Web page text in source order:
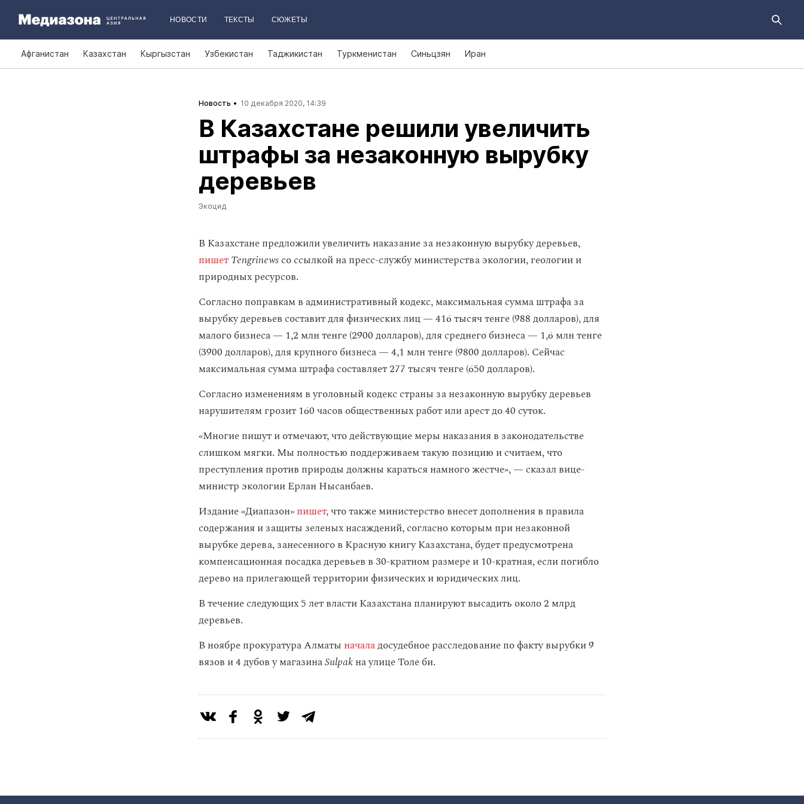
НОВОСТИ ТЕКСТЫ СЮЖЕТЫ
Афганистан Казахстан Кыргызстан Узбекистан Таджикистан Туркменистан Синьцзян Иран
Новость 10 декабря 2020, 14:39
В Казахстане решили увеличить
штрафы за незаконную вырубку
деревьев
Экоцид
В Казахстане предложили увеличить наказание за незаконную вырубку деревьев,
пишетTengrinewsсо ссылкой на пресс-службу министерства экологии, геологии и
природных ресурсов.
Согласно поправкам в административный кодекс, максимальная сумма штрафа за
вырубку деревьев составит для физических лиц — 416 тысяч тенге (988 долларов), для
малого бизнеса — 1,2 млн тенге (2900 долларов), для среднего бизнеса — 1,6 млн тенге
(3900 долларов), для крупного бизнеса — 4,1 млн тенге (9800 долларов). Сейчас
максимальная сумма штрафа составляет 277 тысяч тенге (650 долларов).
Согласно изменениям в уголовный кодекс страны за незаконную вырубку деревьев
нарушителям грозит 160 часов общественных работ или арест до 40 суток.
«Многие пишут и отмечают, что действующие меры наказания в законодательстве
слишком мягки. Мы полностью поддерживаем такую позицию и считаем, что
преступления против природы должны караться намного жестче», — сказал вице-
министр экологии Ерлан Нысанбаев.
Издание «Диапазон»пишет, что также министерство внесет дополнения в правила
содержания и защиты зеленых насаждений, согласно которым при незаконной
вырубке дерева, занесенного в Красную книгу Казахстана, будет предусмотрена
компенсационная посадка деревьев в 30-кратном размере и 10-кратная, если погибло
дерево на прилегающей территории физических и юридических лиц.
В течение следующих 5 лет власти Казахстана планируют высадить около 2 млрд
деревьев.
В ноябре прокуратура Алматы началадосудебное расследование по факту вырубки 9
вязов и 4 дубов у магазинаSulpakна улице Толе би.